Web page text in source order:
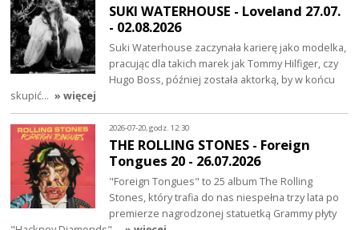
SUKI WATERHOUSE - Loveland 27.07.
- 02.08.2026
Suki Waterhouse zaczynała karierę jako modelka,
pracując dla takich marek jak Tommy Hilfiger, czy
Hugo Boss, później została aktorką, by w końcu
skupić… » więcej
2026-07-20, godz. 12:30
THE ROLLING STONES - Foreign
Tongues 20 - 26.07.2026
"Foreign Tongues" to 25 album The Rolling
Stones, który trafia do nas niespełna trzy lata po
premierze nagrodzonej statuetką Grammy płyty